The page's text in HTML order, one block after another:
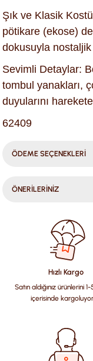
Şık ve Klasik
pötikare (ekose)
dokusuyla
Sevimli Detaylar:
tombul yanakları,
duyularını
62409
ÖDEME SEÇENEKLERİ
ÖNERİLERİNİZ
konularda yetersiz
kullanarak tarafımıza
Görüş ve önerileriniz
Ürün resmi
Ürün
Ürün bilgilerinde
Ürün fiyatı diğer
Hızlı Kargo
Satın aldığınız ürünlerini
içerisinde